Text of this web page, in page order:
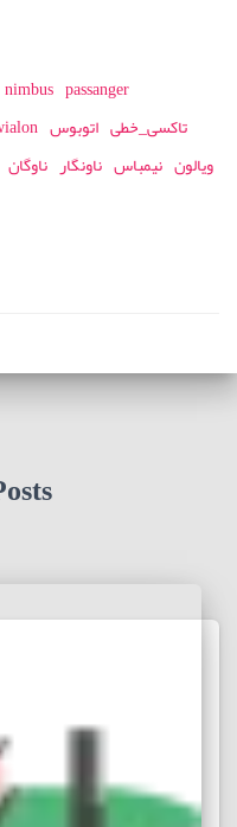
nimbus passanger
اتوبوس تاکسی_خطی
ناوگان ناونگار نیمباس ویالون